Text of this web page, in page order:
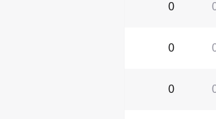
0
0
0